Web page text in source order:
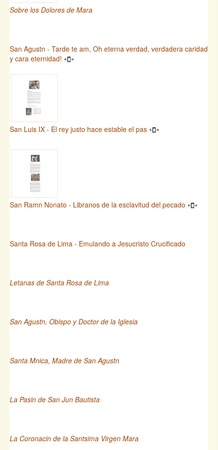
Sobre los Dolores de Mara
San Agustn - Tarde te am, Oh eterna verdad, verdadera caridad
y cara eternidad!
San Luis IX - El rey justo hace estable el pas
San Ramn Nonato - Libranos de la esclavitud del pecado
Santa Rosa de Lima - Emulando a Jesucristo Crucificado
Letanas de Santa Rosa de Lima
San Agustn, Obispo y Doctor de la Iglesia
Santa Mnica, Madre de San Agustn
La Pasin de San Jun Bautista
La Coronacin de la Santsima Virgen Mara